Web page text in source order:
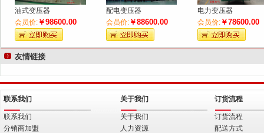
油式变压器
会员价:￥98600.00
配电变压器
会员价:￥88600.00
电力变压器
会员价: ￥78600.00
友情链接
联系我们
联系我们
分销商加盟
关于我们
关于我们
人力资源
订货流程
订货流程
配送方式